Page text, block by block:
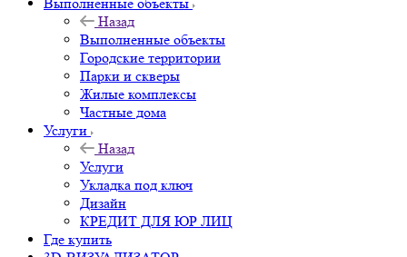
Назад
Выполненные объекты
Городские территории
Парки и скверы
Жилые комплексы
Частные дома
Услуги
Назад
Услуги
Укладка под ключ
Дизайн
КРЕДИТ ДЛЯ ЮР ЛИЦ
Где купить